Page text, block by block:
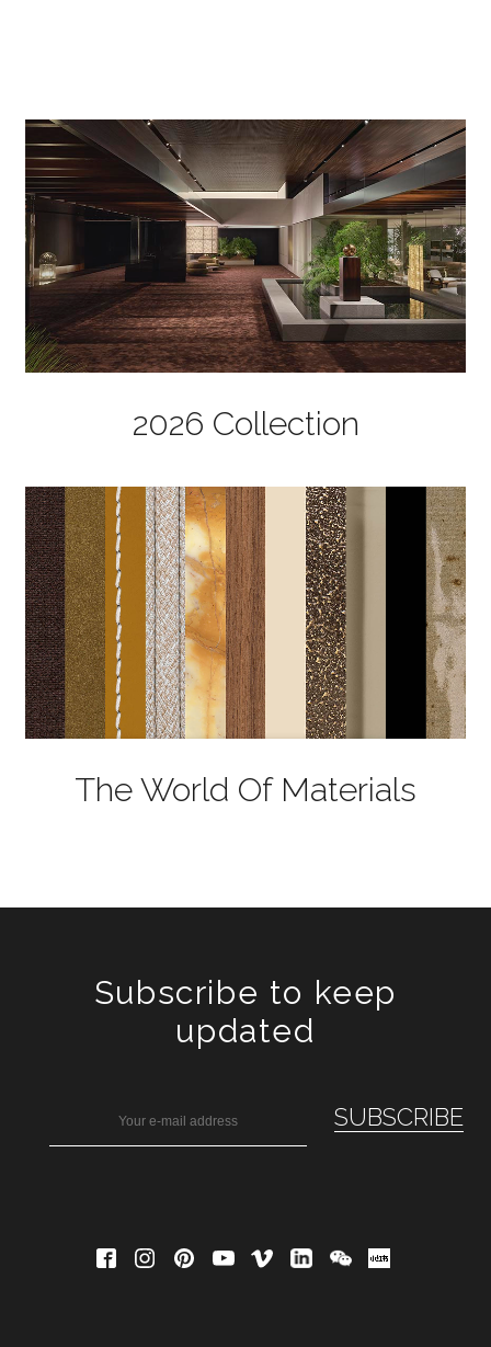
2026 Collection
The World Of Materials
Subscribe to keep
updated